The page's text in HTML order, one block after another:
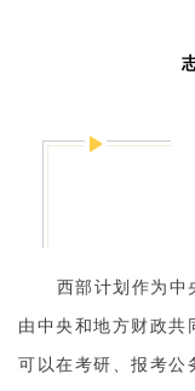
西部计划作为中
由中央和地方财政共
可以在考研、报考公